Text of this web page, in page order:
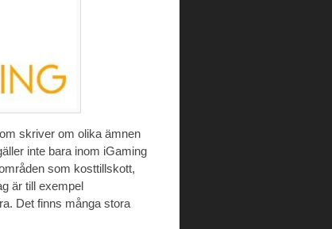
skriver om olika ämnen
inte bara inom iGaming
som kosttillskott,
är till exempel
Det finns många stora